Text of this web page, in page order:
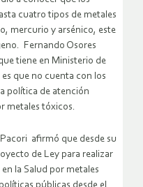
cuatro tipos de metales
mercurio y arsénico, este
Fernando Osores
tiene en Ministerio de
que no cuenta con los
política de atención
metales tóxicos.
afirmó que desde su
de Ley para realizar
la Salud por metales